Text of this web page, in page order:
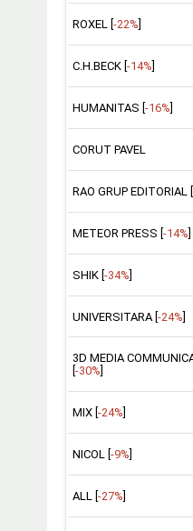
ROXEL [ -22%
C.H.BECK [ -14%
HUMANITAS [ -16%
CORUT PAVEL
RAO GRUP EDITORIAL [
METEOR PRESS [ -14%
SHIK [-34%]
UNIVERSITARA [-24%]
3D MEDIA
-30%
MIX [ -24%
NICOL [ -9%
ALL [ -27%